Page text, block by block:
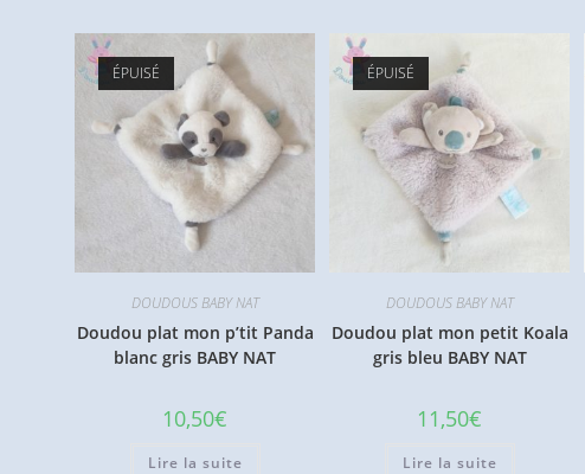
ÉPUISÉ
DOUDOUS BABY NAT
Doudou plat mon p’tit Panda
blanc gris BABY NAT
10,50€
Lire la suite
ÉPUISÉ
DOUDOUS BABY NAT
Doudou plat mon petit Koala
gris bleu BABY NAT
11,50€
Lire la suite